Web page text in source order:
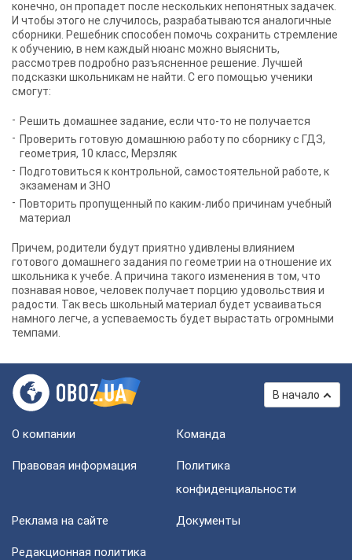
конечно, он пропадет после нескольких непонятных задачек.
И чтобы этого не случилось, разрабатываются аналогичные
сборники. Решебник способен помочь сохранить стремление
к обучению, в нем каждый нюанс можно выяснить,
рассмотрев подробно разъясненное решение. Лучшей
подсказки школьникам не найти. С его помощью ученики
смогут:
Решить домашнее задание, если что-то не получается
Проверить готовую домашнюю работу по сборнику с ГДЗ,
геометрия, 10 класс, Мерзляк
Подготовиться к контрольной, самостоятельной работе, к
экзаменам и ЗНО
Повторить пропущенный по каким-либо причинам учебный
материал
Причем, родители будут приятно удивлены влиянием
готового домашнего задания по геометрии на отношение их
школьника к учебе. А причина такого изменения в том, что
познавая новое, человек получает порцию удовольствия и
радости. Так весь школьный материал будет усваиваться
намного легче, а успеваемость будет вырастать огромными
темпами.
В начало
О компании Команда
Правовая информация
Политика
конфиденциальности
Реклама на сайте Документы
Редакционная политика